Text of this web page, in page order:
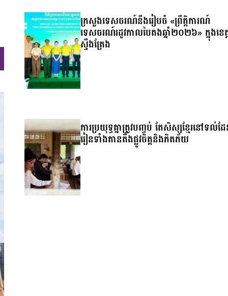
ក្រសួងទេសចរណ៍នឹងរៀបចំ «ព្រឹត្តិការណ៍
ទេសចរណ៍រដូវកាលបៃតងឆ្នាំ២០២៦» ក្នុងខេ
ស្ទឹងត្រែង
ការប្រយុទ្ធគ្នាត្រូវបញ្ចប់ តែសិស្សខ្មែរនៅទល់ដ
រៀនទាំងតានតឹងផ្លូវចិត្តនិងភិតភ័យ